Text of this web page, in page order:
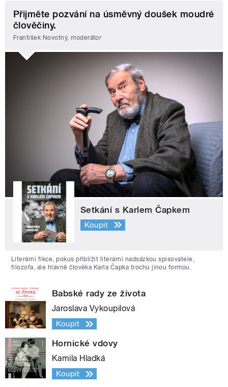
Přijměte pozvání na úsměvný doušek moudré
člověčiny.
František Novotný, moderátor
Setkání s Karlem Čapkem
Koupit
Literární fikce, pokus přiblížit literární nadsázkou spisovatele,
filozofa, ale hlavně člověka Karla Čapka trochu jinou formou.
Babské rady ze života
Jaroslava Vykoupilová
Koupit
Hornické vdovy
Kamila Hladká
Koupit